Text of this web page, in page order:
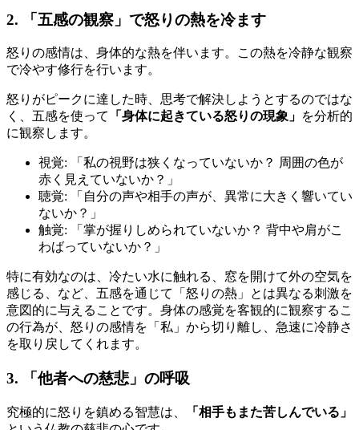
2. 「五感の観察」で怒りの熱を冷ます
怒りの感情は、身体的な熱を伴います。この熱を冷静な観察
で冷やす修行を行います。
怒りがピークに達した時、思考で解決しようとするのではな
く、五感を使って
「身体に起きている怒りの現象」 を分析的
に観察します。
視覚: 「私の視野は狭くなっていないか？ 周囲の色が
赤く見えていないか？」
聴覚: 「自分の声や相手の声が、異常に大きく響いてい
ないか？」
触覚: 「掌が握りしめられていないか？ 背中や肩がこ
わばっていないか？」
特に有効なのは、冷たい水に触れる、窓を開けて外の空気を
感じる、など、五感を通じて「怒りの熱」とは異なる刺激を
意図的に与えることです。身体の感覚を客観的に観察するこ
の行為が、怒りの感情を「私」から切り離し、急速に冷静さ
を取り戻してくれます。
3. 「他者への慈悲」の呼吸
究極的に怒りを鎮める智慧は、
「相手もまた苦しんでいる」